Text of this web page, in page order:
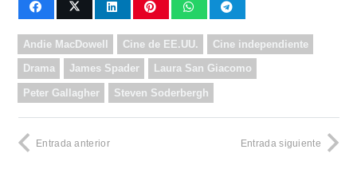
Andie MacDowell Cine de EE.UU. Cine independiente
Drama James Spader Laura San Giacomo
Peter Gallagher Steven Soderbergh
Entrada anterior Entrada siguiente